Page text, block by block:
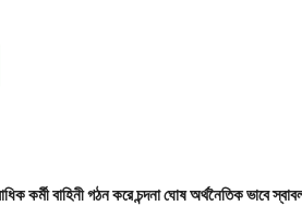
কর্মী বাহিনী গঠন করে চন্দনা ঘোষ অর্থনৈতিক ভাবে